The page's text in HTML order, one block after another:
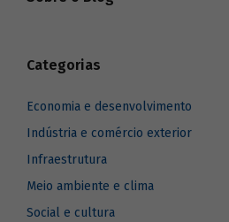
Categorias
Economia e desenvolvimento
Indústria e comércio exterior
Infraestrutura
Meio ambiente e clima
Social e cultura